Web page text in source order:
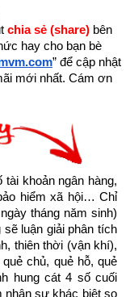
gian cuối cùng của
suy đồi, bại hoại
chia sẻ (share) bên
hay cho bạn bè
” để cập nhật
mới nhất. Cám ơn
khoản ngân hàng,
hiểm xã hội… Chỉ
tháng năm sinh)
sẽ luận giải phân tích
thiên thời (vận khí),
chủ, quẻ hỗ, quẻ
hung cát 4 số cuối
sự khác biệt so